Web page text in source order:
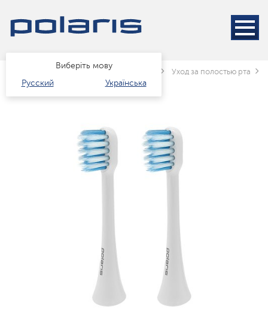
Виберіть мову
Русский
Українська
Каталог краса і здоров'я Уход за полостью рта